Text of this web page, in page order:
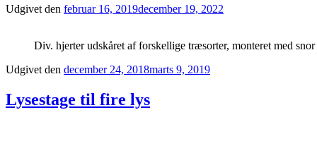
Udgivet den februar 16, 2019december 19, 2022
Div. hjerter udskåret af forskellige træsorter, monteret med
Udgivet den december 24, 2018marts 9, 2019
Lysestage til fire lys